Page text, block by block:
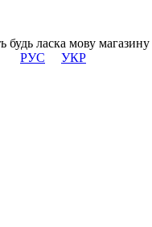
будь ласка мову магазину
РУС
УКР